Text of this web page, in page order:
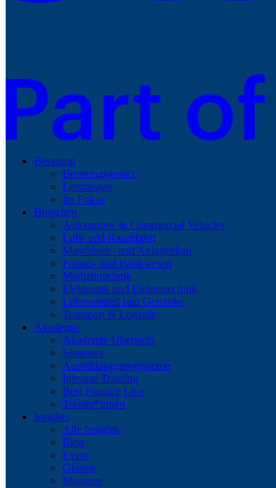
Beratung
Beratungsansatz
Leistungen
Im Fokus
Branchen
Automotive & Commercial Vehicles
Luft- und Raumfahrt
Maschinen- und Anlagenbau
Finanz- und Bankwesen
Medizintechnik
Elektronik und Elektrotechnik
Lebensmittel und Getränke
Transport & Logistik
Akademie
Akademie Übersicht
Seminare
Ausbildungsprogramme
Inhouse Training
Best Practice Live
Trainer*innen
Insights
Alle Insights
Blog
Event
Glossar
Magazin